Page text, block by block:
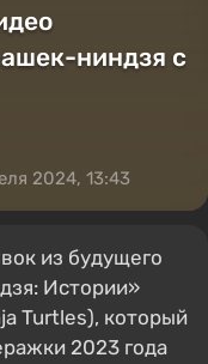
ниндзя с
2024, 13:43
из будущего
Истории»
Turtles), который
2023 года